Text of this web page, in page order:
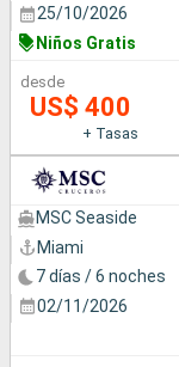
25/10/2026
Niños Gratis
desde
US$ 400
+ Tasas
MSC Seaside
Miami
7 días / 6 noches
02/11/2026